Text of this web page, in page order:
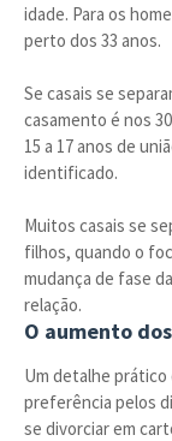
idade. Para os
perto dos 33 anos.
Se casais se
casamento é nos
15 a 17 anos de
identificado.
Muitos casais se
filhos, quando o
mudança de fase
relação.
O aumento
Um detalhe prático
preferência pelos
se divorciar em